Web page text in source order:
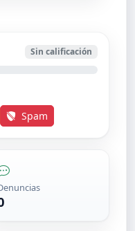
Sin calificación
Spam